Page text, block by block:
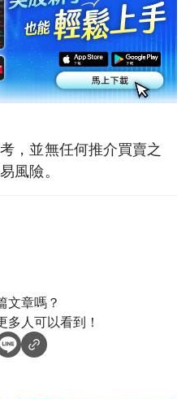
，並無任何推介買賣之
風險。
文章嗎？
多人可以看到！